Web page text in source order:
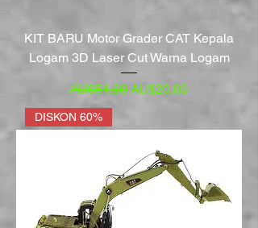
KIT BARU Motor Grader CAT Kepala
Logam 3D Laser Cut Warna Logam
Harga Reguler
AU$51,99 Harga Promosi
AU$20,80
DISKON 60%